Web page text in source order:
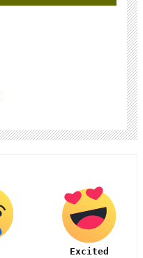
Excited